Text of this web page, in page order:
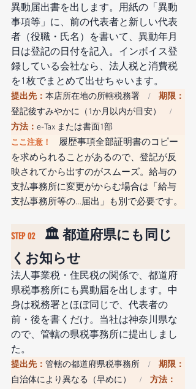
異動届出書を出します。用紙の「異動
事項等」に、前の代表者と新しい代表
者（役職・氏名）を書いて、異動年月
日は登記の日付を記入。インボイス登
録している会社なら、法人税と消費税
を1枚でまとめて出せちゃいます。
提出先： 本店所在地の所轄税務署 / 期限：
登記後すみやかに（1か月以内が目安）
/
方法： e-Tax または書面1部
ここ注意！ 履歴事項全部証明書のコピー
を求められることがあるので、登記が反
映されてから出すのがスムーズ。給与の
支払事務所に変更がからむ場合は「給与
支払事務所等の…届出」も別で必要です。
STEP 02
🏛️ 都道府県にも同じ
くお知らせ
法人事業税・住民税の関係で、都道府
県税事務所にも異動届を出します。中
身は税務署とほぼ同じで、代表者の
前・後を書くだけ。当社は神奈川県な
ので、管轄の県税事務所に提出しまし
た。
提出先： 管轄の都道府県税事務所 / 期限：
自治体により異なる（早めに）
/ 方法：